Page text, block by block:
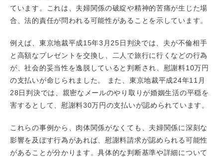
ています。これは、夫婦関係の破綻や精神的苦痛が生じた場
合、法的責任が問われる可能性があることを示しています。
例えば、東京地裁平成15年3月25日判決では、夫が不倫相手
と高額なプレゼントを交換し、二人で旅行に行くなどの行為
が、社会的妥当性を逸脱していると判断され、慰謝料10万円
の支払いが命じられました。 また、東京地裁平成24年11月
28日判決では、親密なメールのやり取りが婚姻生活の平穏を
害するとして、慰謝料30万円の支払いが認められています。
これらの事例から、肉体関係がなくても、夫婦関係に深刻な
影響を及ぼす行為があれば、慰謝料請求が認められる可能性
があることが分かります。具体的な判断基準や詳細について